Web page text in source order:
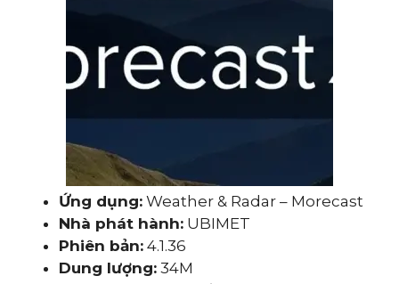
Ứng dụng: Weather & Radar – Morecast
Nhà phát hành: UBIMET
Phiên bản: 4.1.36
Dung lượng: 34M